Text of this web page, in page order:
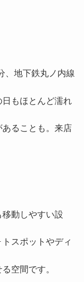
、地下鉄丸ノ内線
もほとんど濡れ
ることも。来店
動しやすい設
スポットやディ
空間です。